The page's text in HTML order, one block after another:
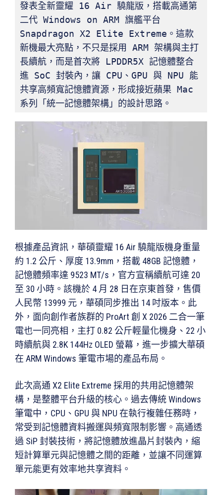
發表全新靈耀 16 Air 驍龍版，搭載高通第
二代 Windows on ARM 旗艦平台
Snapdragon X2 Elite Extreme。這款
新機最大亮點，不只是採用 ARM 架構與主打
長續航，而是首次將 LPDDR5X 記憶體整合
進 SoC 封裝內，讓 CPU、GPU 與 NPU 能
共享高頻寬記憶體資源，形成接近蘋果 Mac
系列「統一記憶體架構」的設計思路。
根據產品資訊，華碩靈耀 16 Air 驍龍版機身重量
約 1.2 公斤、厚度 13.9mm，搭載 48GB 記憶體，
記憶體頻率達 9523 MT/s，官方宣稱續航可達 20
至 30 小時。該機於 4 月 28 日在京東首發，售價
人民幣 13999 元，華碩同步推出 14 吋版本。此
外，面向創作者族群的 ProArt 創 X 2026 二合一筆
電也一同亮相，主打 0.82 公斤輕量化機身、22 小
時續航與 2.8K 144Hz OLED 螢幕，進一步擴大華碩
在 ARM Windows 筆電市場的產品布局。
此次高通 X2 Elite Extreme 採用的共用記憶體架
構，是整體平台升級的核心。過去傳統 Windows
筆電中，CPU、GPU 與 NPU 在執行複雜任務時，
常受到記憶體資料搬運與頻寬限制影響。高通透
過 SiP 封裝技術，將記憶體放進晶片封裝內，縮
短計算單元與記憶體之間的距離，並讓不同運算
單元能更有效率地共享資料。